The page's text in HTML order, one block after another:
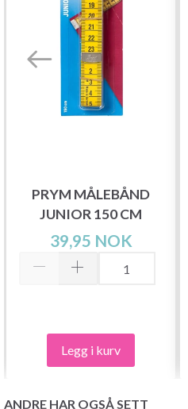
PRYM MÅLEBÅND
JUNIOR 150 CM
39,95 NOK
Legg i kurv
ANDRE HAR OGSÅ SETT